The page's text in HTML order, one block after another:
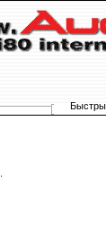
Быстрый